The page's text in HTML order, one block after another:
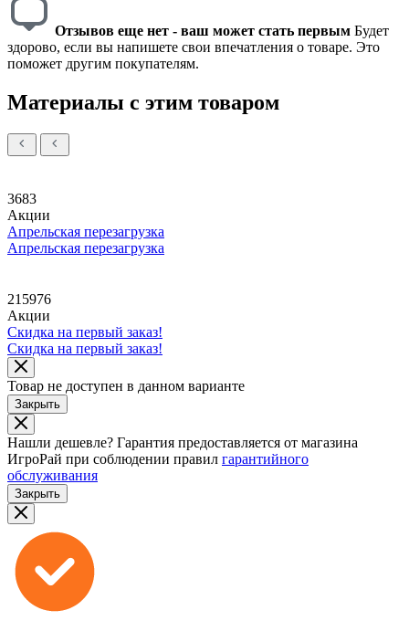
Отзывов еще нет - ваш может стать первым Будет
здорово, если вы напишете свои впечатления о товаре. Это
поможет другим покупателям.
Материалы с этим товаром
3683
Акции
Апрельская перезагрузка
Апрельская перезагрузка
215976
Акции
Скидка на первый заказ!
Скидка на первый заказ!
Товар не доступен в данном варианте
Закрыть
Нашли дешевле? Гарантия предоставляется от магазина
ИгроРай при соблюдении правил гарантийного
обслуживания
Закрыть